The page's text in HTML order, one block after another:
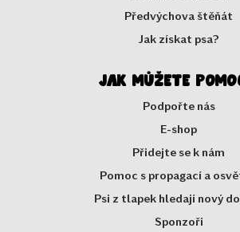
Předvýchova štěňát
Jak získat psa?
Jak můžete
Podpořte nás
E-shop
Přidejte se k nám
Pomoc s propagací a
Psi z tlapek hledají nový
Sponzoři